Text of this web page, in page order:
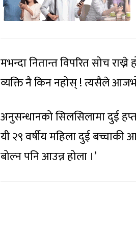
मभन्दा नितान्त विपरित सोच
व्यक्ति नै किन नहोस् ! त्यसैले
अनुसन्धानको सिलसिलामा दुई
यी २९ वर्षीय महिला दुई
बोल्न पनि आउन्न होला ।’